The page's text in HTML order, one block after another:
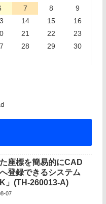
7 8
9
14 15
16
21 22
23
28 29
30
座標を簡易的にCAD
登録できるシステム
」(TH-260013-A)
07